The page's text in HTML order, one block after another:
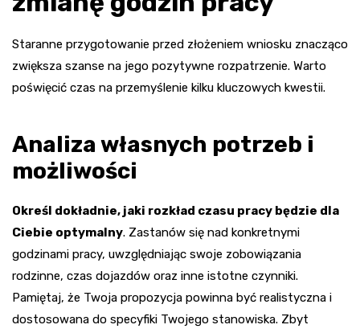
Staranne przygotowanie przed złożeniem wniosku znacząco
zwiększa szanse na jego pozytywne rozpatrzenie. Warto
poświęcić czas na przemyślenie kilku kluczowych kwestii.
Analiza własnych potrzeb i
możliwości
Określ dokładnie, jaki rozkład czasu pracy będzie dla
Ciebie optymalny. Zastanów się nad konkretnymi
godzinami pracy, uwzględniając swoje zobowiązania
rodzinne, czas dojazdów oraz inne istotne czynniki.
Pamiętaj, że Twoja propozycja powinna być realistyczna i
dostosowana do specyfiki Twojego stanowiska. Zbyt